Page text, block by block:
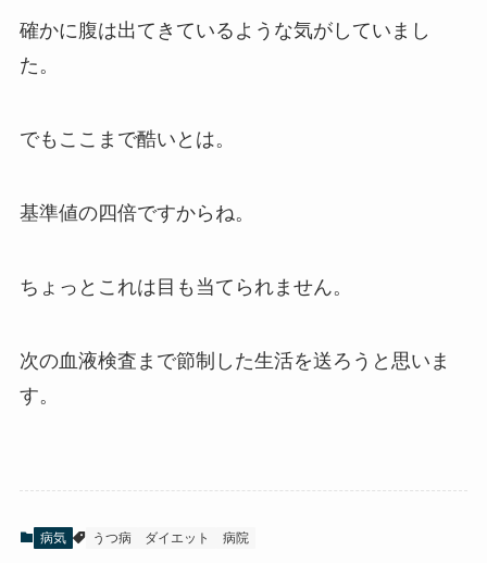
確かに腹は出てきているような気がしていまし
た。
でもここまで酷いとは。
基準値の四倍ですからね。
ちょっとこれは目も当てられません。
次の血液検査まで節制した生活を送ろうと思いま
す。
病気 うつ病 ダイエット 病院